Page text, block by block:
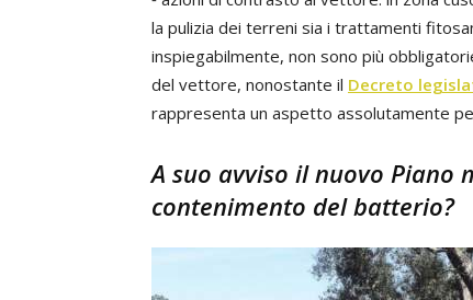
la pulizia dei terreni sia i trattamenti
inspiegabilmente, non sono più
del vettore, nonostante il Decreto
rappresenta un aspetto assolutamente
A suo avviso il nuovo Piano
contenimento del batterio?